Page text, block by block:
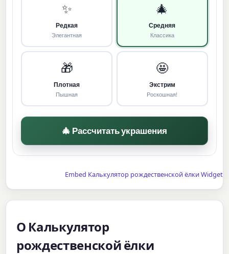
✨
Редкая
Элегантная
🎄
Средняя
Классика
🎁
Плотная
Пышная
🤩
Экстрим
Роскошная!
🎄 Рассчитать украшения
Embed Калькулятор рождественской ёлки Widget
О Калькулятор
рождественской ёлки